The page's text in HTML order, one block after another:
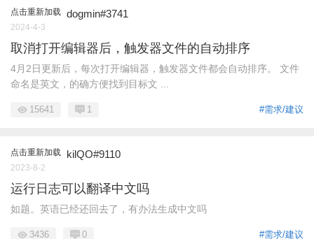
点击重新加载 dogmin#3741
2024-4-3
取消打开编辑器后，触发器文件的自动排序
4月2日更新后，每次打开编辑器，触发器文件都会自动排序。 文件
命名是英文，的确方便找到目标文 ...
#需求/建议
15641 1
点击重新加载 kilQO#9110
2023-8-2
运行日志可以翻译中文吗
如题。英语已经还回去了，有办法生成中文吗
#需求/建议
3436 0